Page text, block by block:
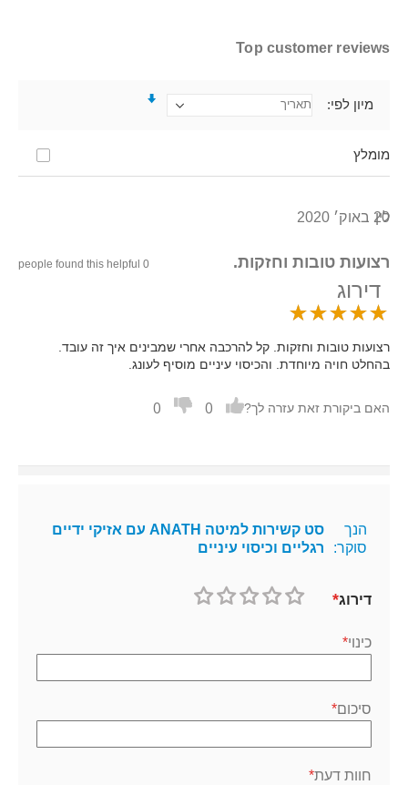
Top customer reviews
מומלץ
מיון לפי
לין
20 באוק׳ 2020
רצועות טובות וחזקות. 0 people found this helpful
דירוג
רצועות טובות וחזקות. קל להרכבה אחרי שמבינים איך זה עובד.
בהחלט חויה מיוחדת. והכיסוי עיניים מוסיף לעונג.
האם ביקורת זאת עזרה לך? 0
0
הנך
סוקר:
סט קשירות למיטה ANATH עם אזיקי ידיים
רגליים וכיסוי עיניים
דירוג
כינוי
סיכום
חוות דעת